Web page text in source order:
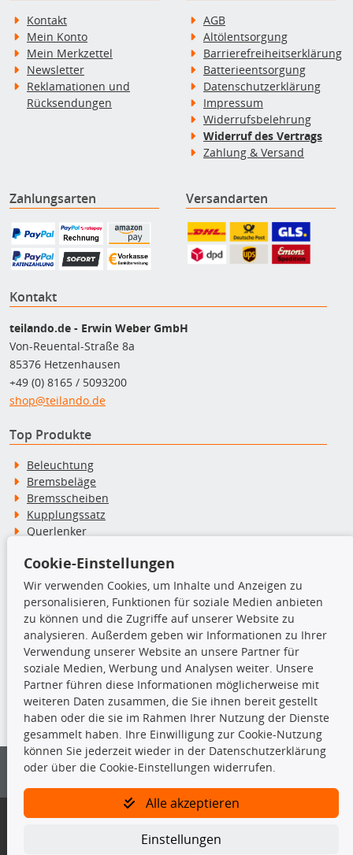
Kontakt
Mein Konto
Mein Merkzettel
Newsletter
Reklamationen und
Rücksendungen
AGB
Altölentsorgung
Barrierefreiheitserklärung
Batterieentsorgung
Datenschutzerklärung
Impressum
Widerrufsbelehrung
Widerruf des Vertrags
Zahlung & Versand
Zahlungsarten Versandarten
Kontakt
teilando.de - Erwin Weber GmbH
Von-Reuental-Straße 8a
85376 Hetzenhausen
+49 (0) 8165 / 5093200
shop@teilando.de
Top Produkte
Beleuchtung
Bremsbeläge
Bremsscheiben
Kupplungssatz
Querlenker
Stoßdämpfer
TecDoc Inside
Die hier angezeigten Daten insbesondere die gesamte Datenbank dürfen
nicht kopiert werden.
Es ist zu unterlassen, die Daten oder die gesamte Datenbank ohne
vorherige Zustimmung von TecDoc zu vervielfältigen, zu verbreiten
und/oder diese Handlungen durch Dritte ausführen zu lassen. Ein
Bitte prüfen Sie, ob das über unseren Onlineshop identifizierte Ersatzteil
Gegebenenfalls sind ergänzende Informationen notwendig, um
Cookie-Einstellungen
Wir verwenden Cookies, um Inhalte und Anzeigen zu
personalisieren, Funktionen für soziale Medien anbieten
zu können und die Zugriffe auf unserer Website zu
analysieren. Außerdem geben wir Informationen zu Ihrer
Verwendung unserer Website an unsere Partner für
soziale Medien, Werbung und Analysen weiter. Unsere
Partner führen diese Informationen möglicherweise mit
weiteren Daten zusammen, die Sie ihnen bereit gestellt
haben oder die sie im Rahmen Ihrer Nutzung der Dienste
gesammelt haben. Ihre Einwilligung zur Cookie-Nutzung
können Sie jederzeit wieder in der Datenschutzerklärung
oder über die Cookie-Einstellungen widerrufen.
Alle akzeptieren
Einstellungen